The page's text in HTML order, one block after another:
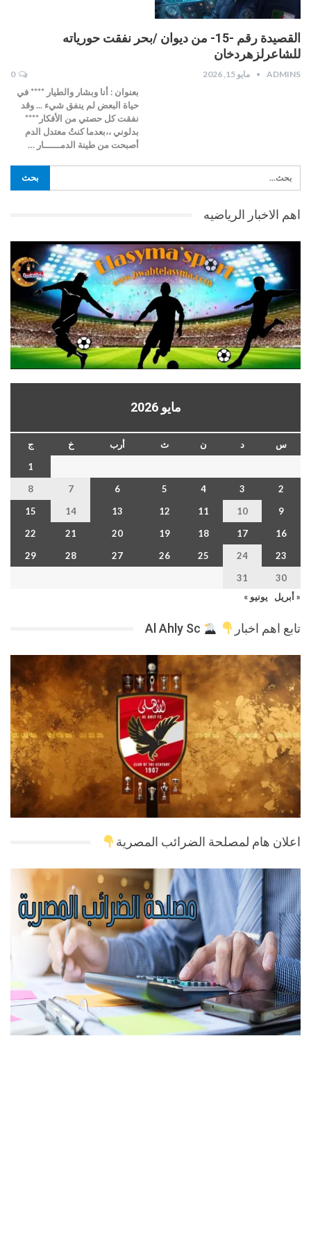
القصيدة رقم -15- من ديوان /بحر نفقت حورياته
للشاعرلزهردخان
ADMINS مايو 15, 2026 0
بعنوان : أنا وبشار والطيار **** في
حياة البعض لم ينفق شيء ... وقد
نفقت كل حصتي من الأفكار****
بدلوني ،،بعدما كنتُ معتدل الدم
أصبحت من طينة الدمــــــار …
اهم الاخبار الرياضيه
مايو 2026
س د ن ث أرب خ
ج
1
2
3
4
5
6
7
8
9
10
11
12
13
14
15
16
17
18
19
20
21
22
23
24
25
26
27
28
29
30
31
« أبريل
يونيو »
تابع اهم اخبار
اعلان هام لمصلحة الضرائب المصرية